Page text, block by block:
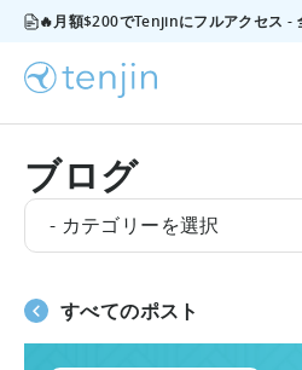
ブログ
- カテゴリーを選択
すべてのポスト